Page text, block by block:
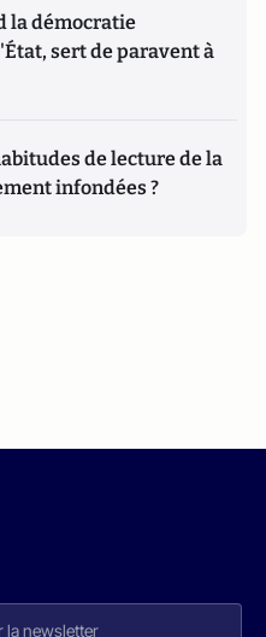
la démocratie
sert de paravent à
de lecture de la
infondées ?